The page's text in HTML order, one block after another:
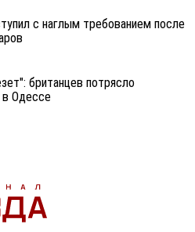
с наглым требованием после
британцев потрясло
Одессе